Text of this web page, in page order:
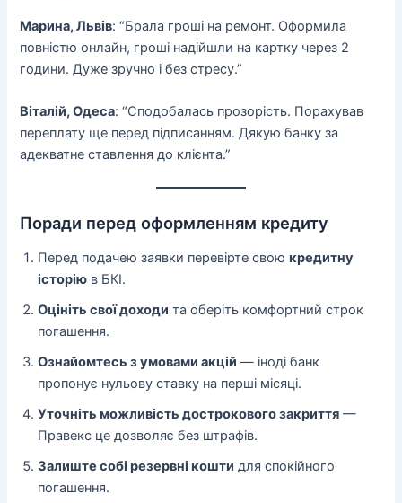
Марина, Львів: “Брала гроші на ремонт. Оформила
повністю онлайн, гроші надійшли на картку через 2
години. Дуже зручно і без стресу.”
Віталій, Одеса: “Сподобалась прозорість. Порахував
переплату ще перед підписанням. Дякую банку за
адекватне ставлення до клієнта.”
Поради перед оформленням кредиту
Перед подачею заявки перевірте своюкредитну
історію в БКІ.
Оцініть свої доходи та оберіть комфортний строк
погашення.
Ознайомтесь з умовами акцій — іноді банк
пропонує нульову ставку на перші місяці.
Уточніть можливість дострокового закриття —
Правекс це дозволяє без штрафів.
Залиште собі резервні кошти для спокійного
погашення.